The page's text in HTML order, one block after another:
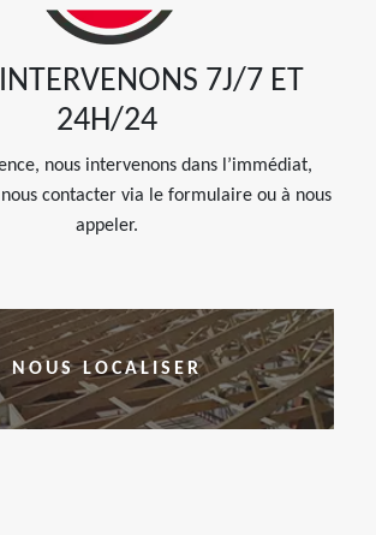
7J/7 ET
24H/24
nous intervenons dans l’immédiat,
nous contacter via le formulaire ou à nous
appeler.
NOUS LOCALISER